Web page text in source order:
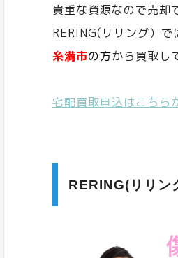
貴重な資源なので売却
RERING(リリング）で
糸満市の方から買取し
宅配買取申込はこちら
RERING(リリン